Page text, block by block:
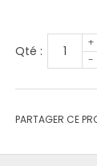
Qté :
+
-
PARTAGER CE